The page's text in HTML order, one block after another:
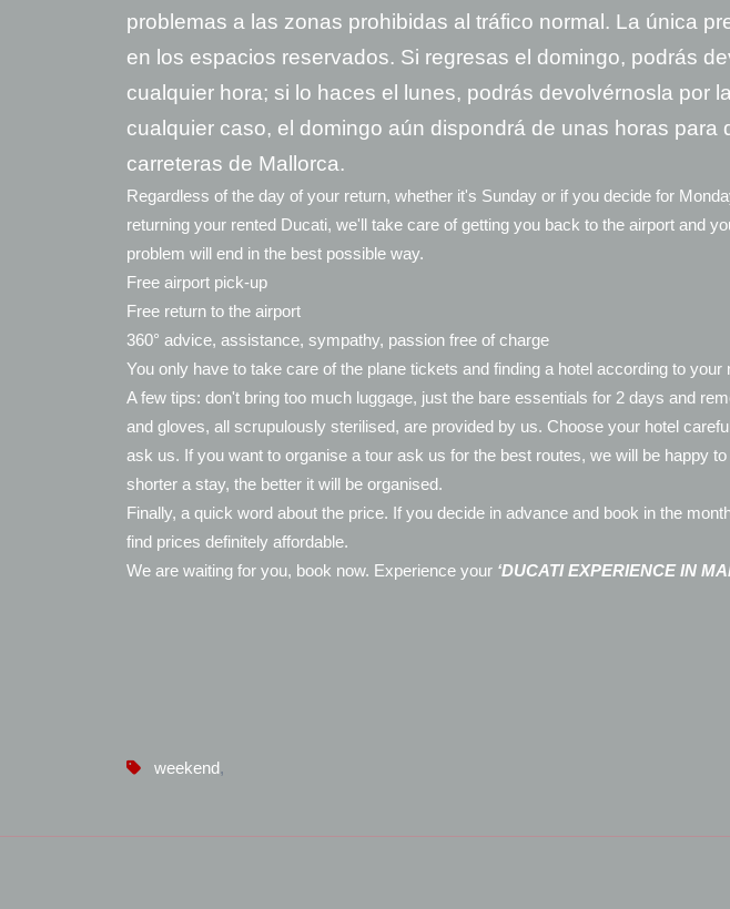
problemas a las zonas prohibidas al tráfico normal. La única
en los espacios reservados. Si regresas el domingo, podrás
cualquier hora; si lo haces el lunes, podrás devolvérnosla por
cualquier caso, el domingo aún dispondrá de unas horas para
carreteras de Mallorca.
Regardless of the day of your return, whether it's Sunday or if you decide for
returning your rented Ducati, we'll take care of getting you back to the airport and
problem will end in the best possible way.
Free airport pick-up
Free return to the airport
360° advice, assistance, sympathy, passion free of charge
You only have to take care of the plane tickets and finding a hotel according to your
A few tips: don't bring too much luggage, just the bare essentials for 2 days and
and gloves, all scrupulously sterilised, are provided by us. Choose your hotel
ask us. If you want to organise a tour ask us for the best routes, we will be happy
shorter a stay, the better it will be organised.
Finally, a quick word about the price. If you decide in advance and book in the
find prices definitely affordable.
We are waiting for you, book now. Experience your ‘DUCATI EXPERIENCE IN
weekend,